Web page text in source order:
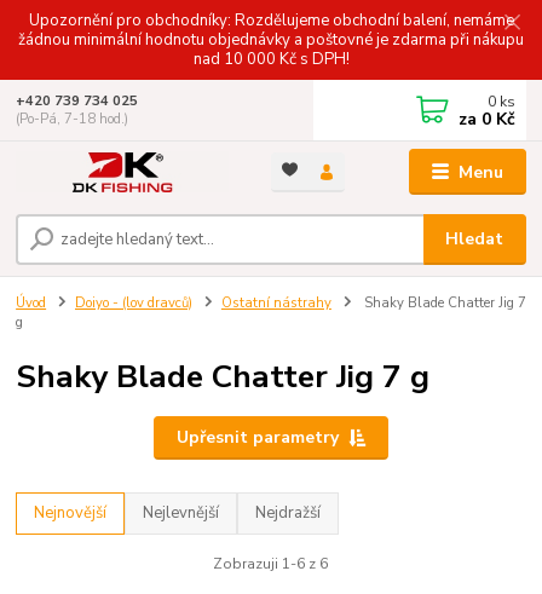
Upozornění pro obchodníky: Rozdělujeme obchodní balení, nemáme
žádnou minimální hodnotu objednávky a poštovné je zdarma při nákupu
nad 10 000 Kč s DPH!
Menu
Hledat
+420 739 734 025
(Po-Pá, 7-18 hod.)
0 ks
za 0 Kč
Úvod Doiyo - (lov dravců) Ostatní nástrahy
Shaky Blade Chatter Jig 7
g
Shaky Blade Chatter Jig 7 g
Upřesnit parametry
Nejnovější Nejlevnější Nejdražší
Zobrazuji 1-6 z 6